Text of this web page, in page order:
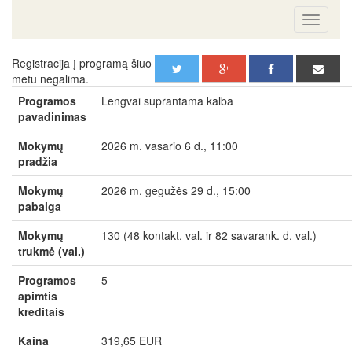
Registracija į programą šiuo
metu negalima.
Programos
pavadinimas
Lengvai suprantama kalba
Mokymų
pradžia
2026 m. vasario 6 d., 11:00
Mokymų
pabaiga
2026 m. gegužės 29 d., 15:00
Mokymų
trukmė (val.)
130 (48 kontakt. val. ir 82 savarank. d. val.)
Programos
apimtis
kreditais
5
Kaina
319,65 EUR